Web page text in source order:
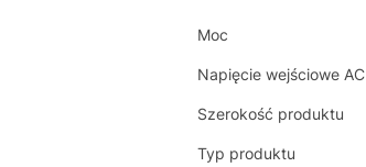
Moc
Napięcie wejściowe AC
Szerokość produktu
Typ produktu